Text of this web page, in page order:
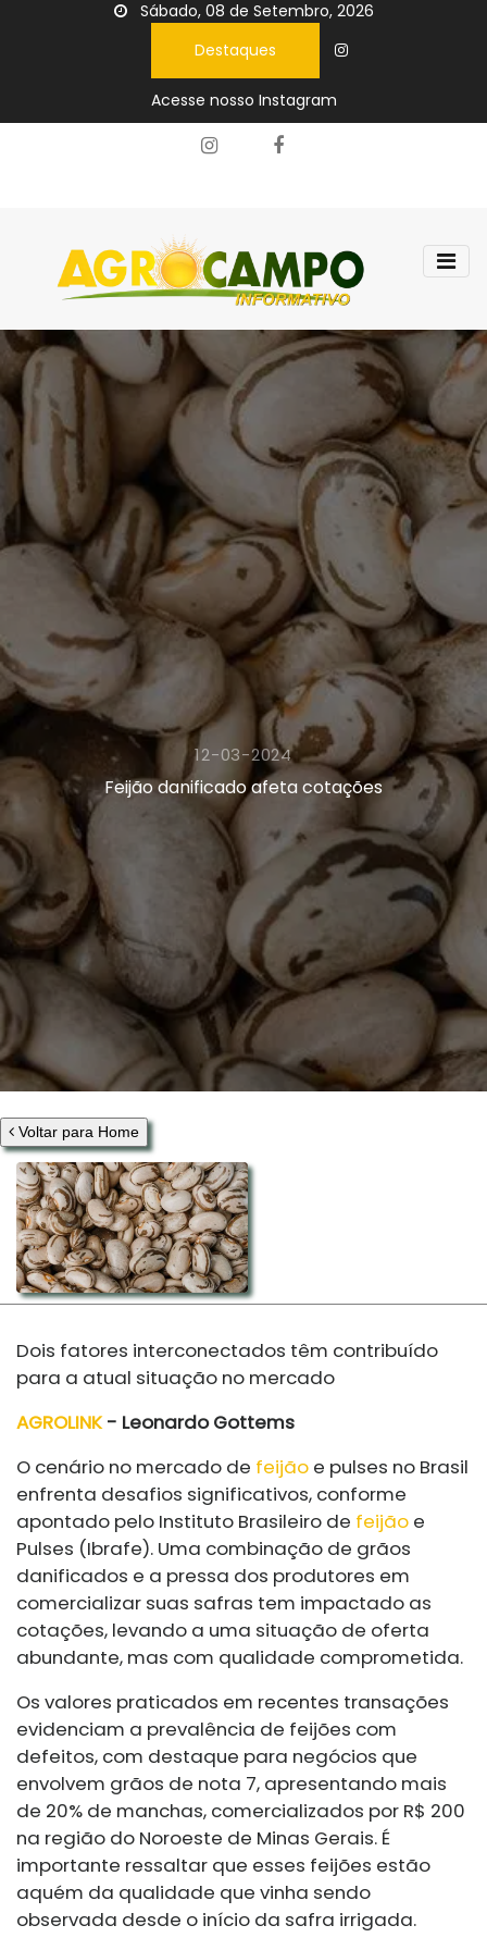
Sábado, 08 de Setembro, 2026
Destaques
Acesse nosso Instagram
12-03-2024
Feijão danificado afeta cotações
Voltar para Home
Dois fatores interconectados têm contribuído
para a atual situação no mercado
AGROLINK- Leonardo Gottems
O cenário no mercado de feijão e pulses no Brasil
enfrenta desafios significativos, conforme
apontado pelo Instituto Brasileiro de feijão e
Pulses (Ibrafe). Uma combinação de grãos
danificados e a pressa dos produtores em
comercializar suas safras tem impactado as
cotações, levando a uma situação de oferta
abundante, mas com qualidade comprometida.
Os valores praticados em recentes transações
evidenciam a prevalência de feijões com
defeitos, com destaque para negócios que
envolvem grãos de nota 7, apresentando mais
de 20% de manchas, comercializados por R$ 200
na região do Noroeste de Minas Gerais. É
importante ressaltar que esses feijões estão
aquém da qualidade que vinha sendo
observada desde o início da safra irrigada.